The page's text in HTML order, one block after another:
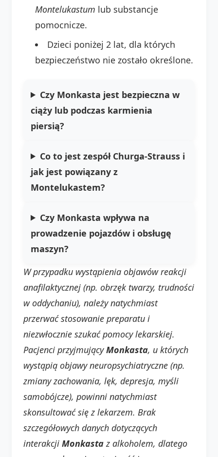
Montelukastum lub substancje
pomocnicze.
Dzieci poniżej 2 lat, dla których
bezpieczeństwo nie zostało określone.
Czy Monkasta jest bezpieczna w
ciąży lub podczas karmienia
piersią?
Co to jest zespół Churga-Strauss i
jak jest powiązany z
Montelukastem?
Czy Monkasta wpływa na
prowadzenie pojazdów i obsługę
maszyn?
W przypadku wystąpienia objawów reakcji
anafilaktycznej (np. obrzęk twarzy, trudności
w oddychaniu), należy natychmiast
przerwać stosowanie preparatu i
niezwłocznie szukać pomocy lekarskiej.
Pacjenci przyjmującyMonkasta, u których
wystąpią objawy neuropsychiatryczne (np.
zmiany zachowania, lęk, depresja, myśli
samobójcze), powinni natychmiast
skonsultować się z lekarzem. Brak
szczegółowych danych dotyczących
interakcji Monkasta z alkoholem, dlatego